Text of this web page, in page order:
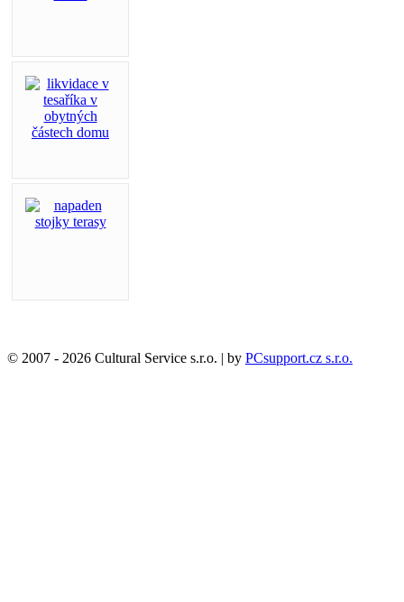
© 2007 - 2026 Cultural Service s.r.o. | by PCsupport.cz s.r.o.